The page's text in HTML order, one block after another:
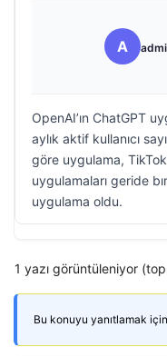
A
OpenAI’ın ChatGPT
aylık aktif kullanıcı
göre uygulama,
uygulamaları geride
uygulama oldu.
1 yazı görüntüleniyor
Bu konuyu yanıtlamak için